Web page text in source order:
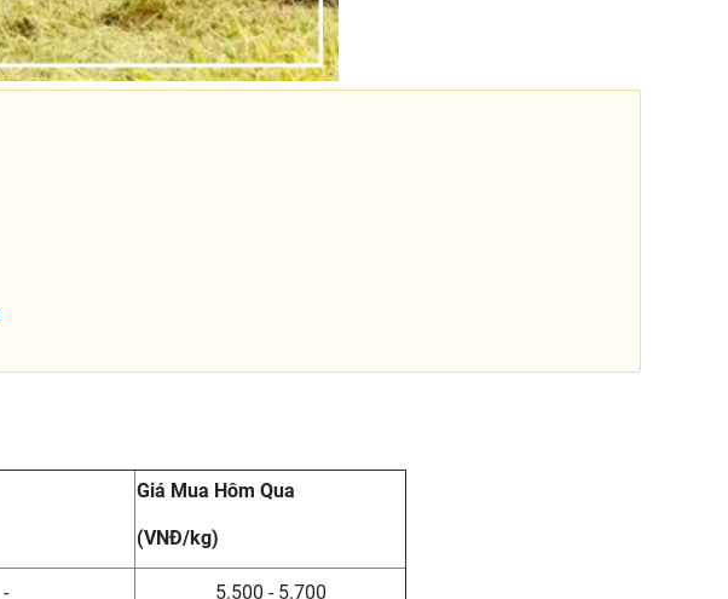
Giá Mua Hôm Qua
(VNĐ/kg)
- 5.500 - 5.700